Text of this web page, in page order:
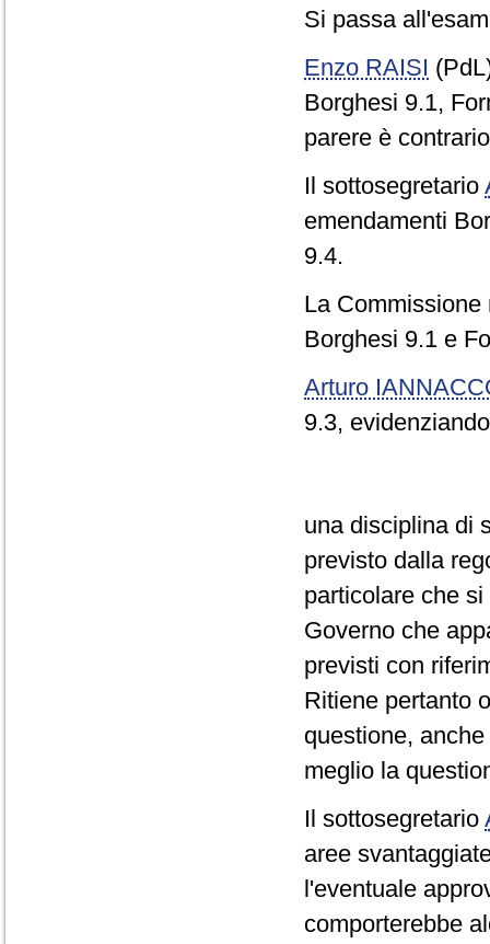
Si passa
Enzo RAISI
Borghesi 9.1,
parere è
Il sottosegretario
emendamenti
9.4.
La
Borghesi 9.1 e
Arturo
9.3,
una disciplina di
previsto dalla
particolare che
Governo che
previsti con
Ritiene pertanto
questione,
meglio la
Il sottosegretario
aree
l'eventuale
comporterebbe